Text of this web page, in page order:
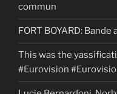
commun
FORT BOYARD:
This was the
#Eurovision